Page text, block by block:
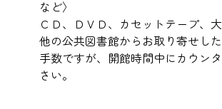
など〉
ＣＤ、ＤＶＤ、カセットテープ、大
他の公共図書館からお取り寄せし
手数ですが、開館時間中にカウン
さい。